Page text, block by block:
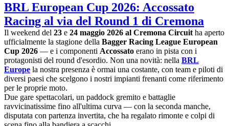
BRL European Cup 2026: Accossato
Racing al via del Round 1 di Cremona
Il weekend del 23 e 24 maggio 2026 al Cremona Circuit ha aperto
ufficialmente la stagione della Bagger Racing League European
Cup 2026 — e i componenti Accossato erano in pista con i
protagonisti del round d'esordio. Non una novità: nella BRL
Europe la nostra presenza è ormai una costante, con team e piloti di
diversi paesi che scelgono i nostri impianti frenanti come riferimento
per le proprie moto.
Due gare spettacolari, un paddock gremito e battaglie
ravvicinatissime fino all'ultima curva — con la seconda manche,
disputata con partenza invertita, che ha regalato rimonte e colpi di